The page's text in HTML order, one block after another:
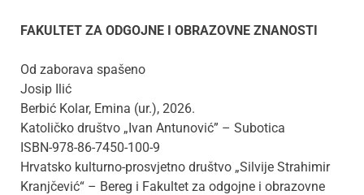
FAKULTET ZA ODGOJNE I OBRAZOVNE ZNANOSTI
Od zaborava spašeno
Josip Ilić
Berbić Kolar, Emina (ur.), 2026.
Katoličko društvo „Ivan Antunović” – Subotica
ISBN-978-86-7450-100-9
Hrvatsko kulturno-prosvjetno društvo „Silvije Strahimir
Kranjčević“ – Bereg i Fakultet za odgojne i obrazovne